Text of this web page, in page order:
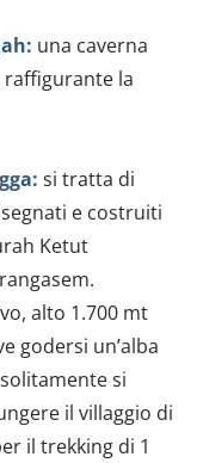
una caverna
raffigurante la
si tratta di
e costruiti
Ketut
alto 1.700 mt
godersi un’alba
si
il villaggio di
il trekking di 1